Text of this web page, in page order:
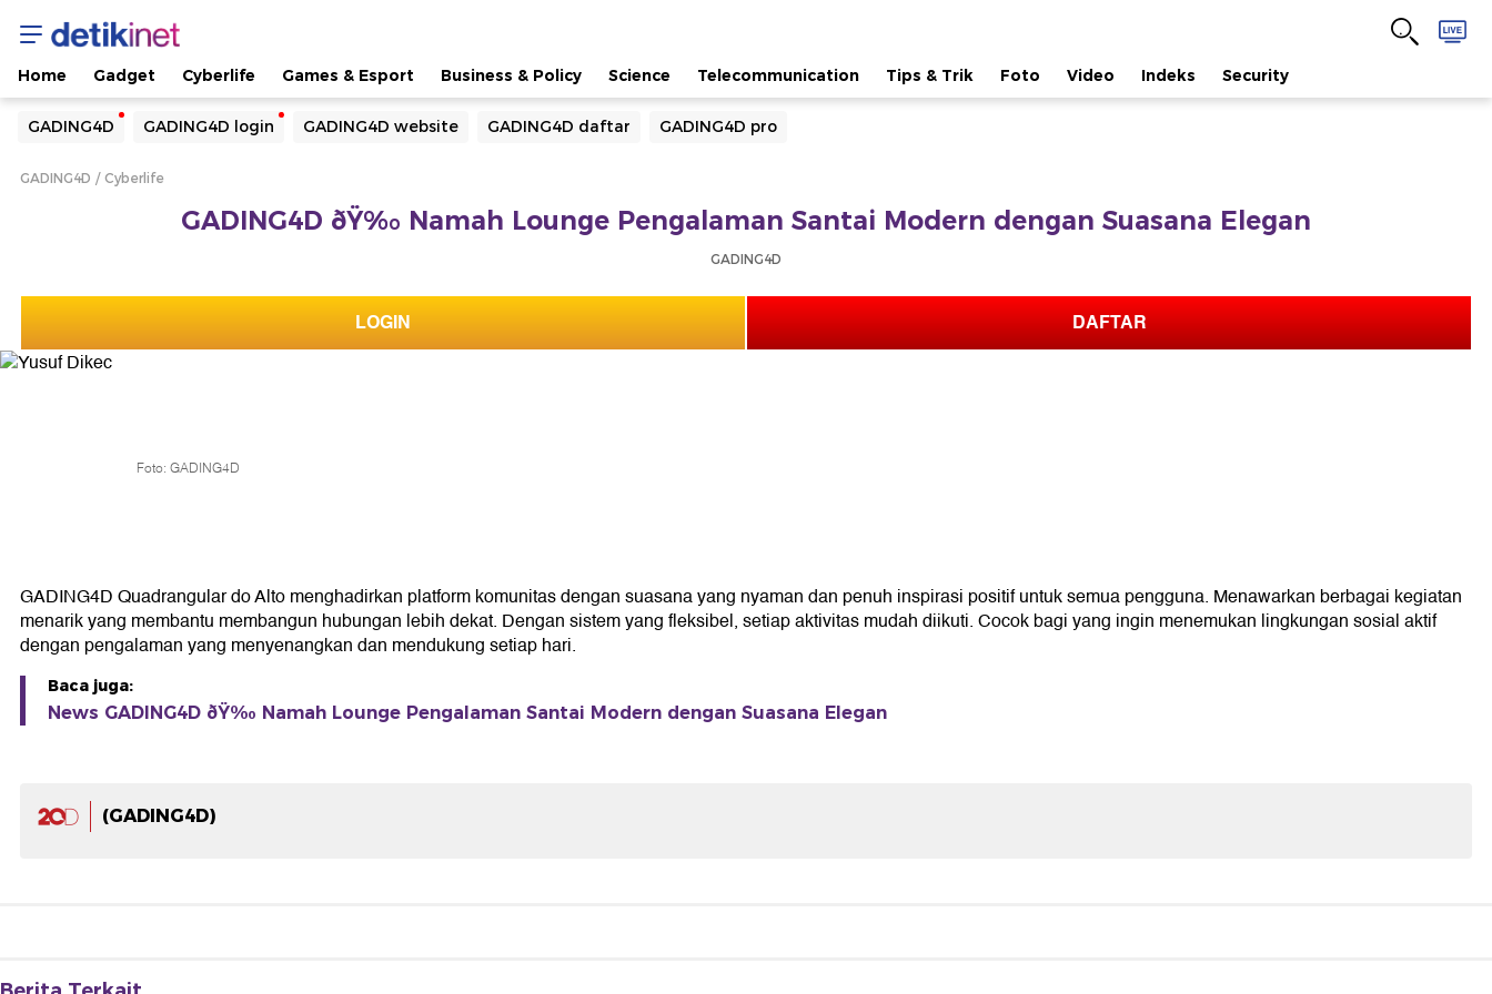
Home Gadget Cyberlife Games & Esport Business & Policy Science Telecommunication Tips & Trik Foto Video Indeks Security
GADING4D GADING4D login GADING4D website GADING4D daftar GADING4D pro
Yang sedang ramai dicari
Loading...
GADING4D Cyberlife
GADING4D ðŸ‰ Namah Lounge Pengalaman Santai Modern dengan Suasana Elegan
GADING4D
LOGIN DAFTAR
Foto: GADING4D
GADING4D Quadrangular do Alto menghadirkan platform komunitas dengan suasana yang nyaman dan penuh inspirasi positif untuk semua pengguna. Menawarkan berbagai kegiatan
menarik yang membantu membangun hubungan lebih dekat. Dengan sistem yang fleksibel, setiap aktivitas mudah diikuti. Cocok bagi yang ingin menemukan lingkungan sosial aktif
dengan pengalaman yang menyenangkan dan mendukung setiap hari.
Baca juga:
News GADING4D ðŸ‰ Namah Lounge Pengalaman Santai Modern dengan Suasana Elegan
(GADING4D)